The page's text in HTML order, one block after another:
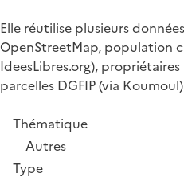
Elle réutilise plusieurs
OpenStreetMap, population
IdeesLibres.org),
parcelles DGFIP (via
Thématique
Autres
Type